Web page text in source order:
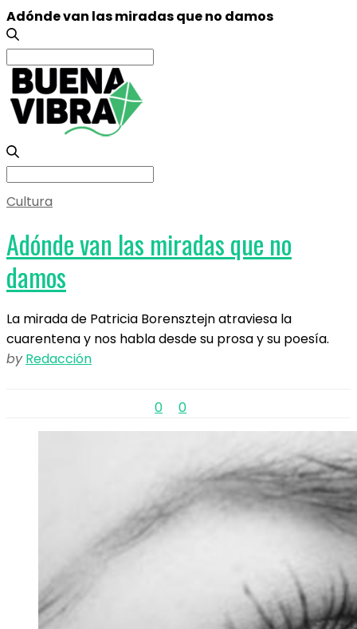
Adónde van las miradas que no damos
Search
for:
Search
Cultura
Adónde van las miradas que no
damos
La mirada de Patricia Borensztejn atraviesa la
cuarentena y nos habla desde su prosa y su poesía.
by Redacción
0 0